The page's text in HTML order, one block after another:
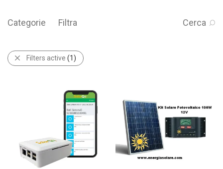
Categorie Filtra Cerca
Filters active (1)